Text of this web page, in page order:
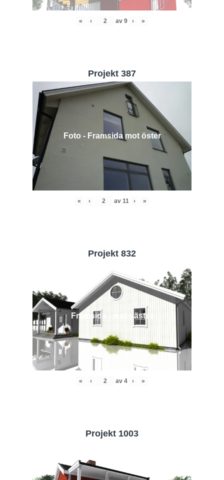
« ‹ av 9 › »
Projekt 387
Foto - Framsida mot öster
« ‹ av 11 › »
Projekt 832
Framsida - mot väster
« ‹ av 4 › »
Projekt 1003